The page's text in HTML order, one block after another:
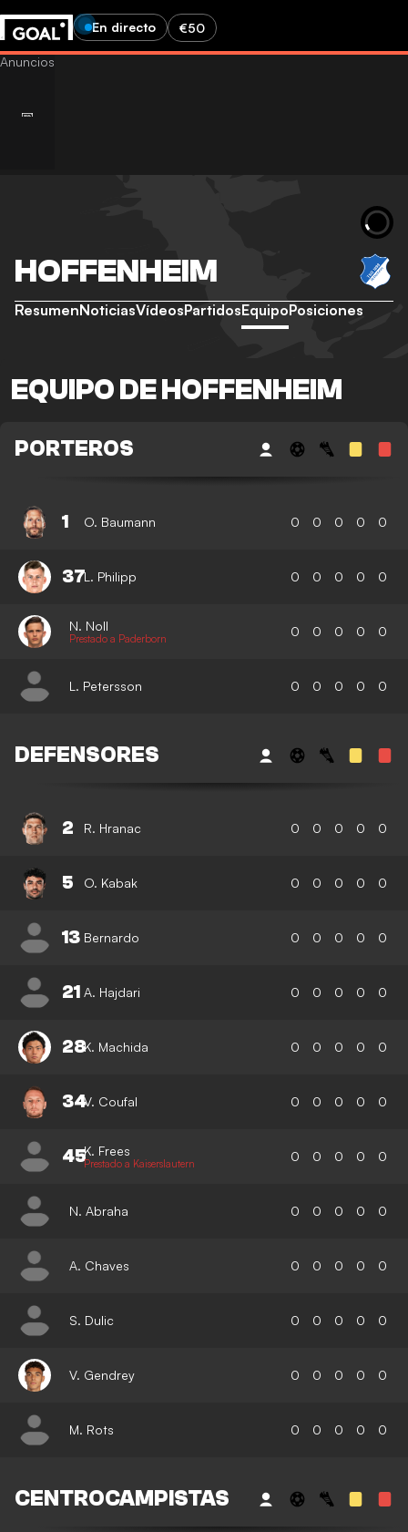
En directo €50
HOFFENHEIM
ResumenNoticiasVídeosPartidosEquipoPosiciones
EQUIPO DE HOFFENHEIM
PORTEROS
1 O. Baumann 0 0 0 0 0
37L. Philipp 0 0 0 0 0
N. Noll
Prestado a Paderborn 0 0 0 0 0
L. Petersson 0 0 0 0 0
DEFENSORES
2 R. Hranac 0 0 0 0 0
5 O. Kabak 0 0 0 0 0
13 Bernardo 0 0 0 0 0
21 A. Hajdari 0 0 0 0 0
28K. Machida 0 0 0 0 0
34V. Coufal 0 0 0 0 0
45K. Frees
Prestado a Kaiserslautern 0 0 0 0 0
N. Abraha 0 0 0 0 0
A. Chaves 0 0 0 0 0
S. Dulic 0 0 0 0 0
V. Gendrey 0 0 0 0 0
M. Rots 0 0 0 0 0
CENTROCAMPISTAS